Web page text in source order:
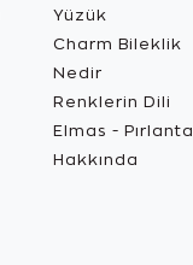
Yüzük
Charm Bileklik
Nedir
Renklerin Dili
Elmas - Pırlanta
Hakkında